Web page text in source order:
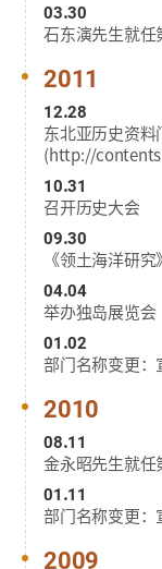
03.30
石东演先生就任
2011
12.28
东北亚历史资
(http://
10.31
召开历史大会
09.30
《领土海洋研
04.04
举办独岛展览会
01.02
部门名称变更：
2010
08.11
金永昭先生就任
01.11
部门名称变更：
2009